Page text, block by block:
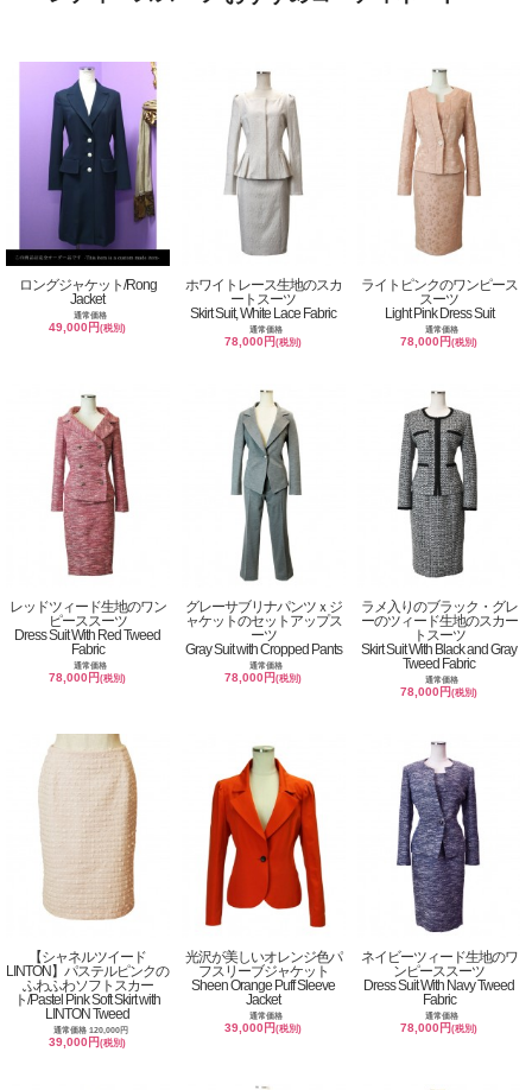
ロングジャケット/Rong
Jacket
通常価格
49,000円(税別)
ホワイトレース生地のスカ
ートスーツ
Skirt Suit, White Lace Fabric
通常価格
78,000円(税別)
ライトピンクのワンピース
スーツ
Light Pink Dress Suit
通常価格
78,000円(税別)
レッドツィード生地のワン
ピーススーツ
Dress Suit With Red Tweed
Fabric
通常価格
78,000円(税別)
グレーサブリナパンツｘジ
ャケットのセットアップス
ーツ
Gray Suit with Cropped Pants
通常価格
78,000円(税別)
ラメ入りのブラック・グレ
ーのツィード生地のスカー
トスーツ
Skirt Suit With Black and Gray
Tweed Fabric
通常価格
78,000円(税別)
【シャネルツイード
LINTON】パステルピンクの
ふわふわソフトスカー
ト/Pastel Pink Soft Skirt with
LINTON Tweed
通常価格 120,000円
39,000円(税別)
光沢が美しいオレンジ色パ
フスリーブジャケット
Sheen Orange Puff Sleeve
Jacket
通常価格
39,000円(税別)
ネイビーツィード生地のワ
ンピーススーツ
Dress Suit With Navy Tweed
Fabric
通常価格
78,000円(税別)